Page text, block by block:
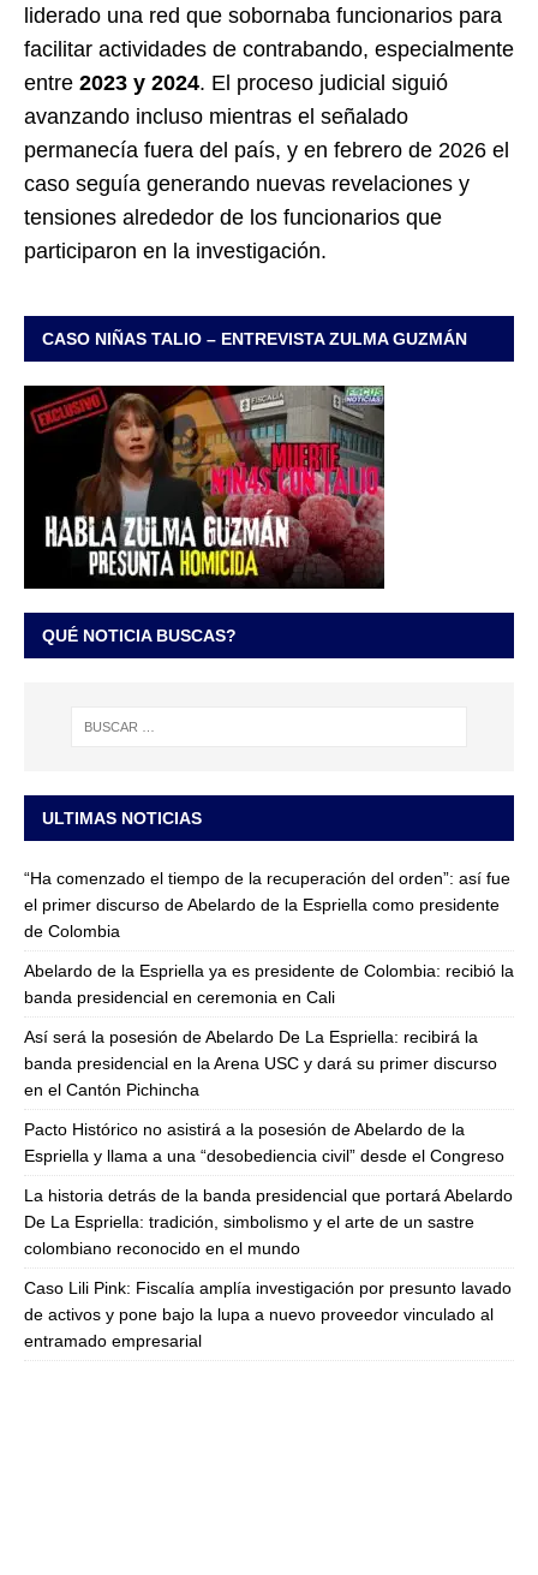
liderado una red que sobornaba funcionarios para
facilitar actividades de contrabando, especialmente
entre 2023 y 2024. El proceso judicial siguió
avanzando incluso mientras el señalado
permanecía fuera del país, y en febrero de 2026 el
caso seguía generando nuevas revelaciones y
tensiones alrededor de los funcionarios que
participaron en la investigación.
CASO NIÑAS TALIO – ENTREVISTA ZULMA GUZMÁN
QUÉ NOTICIA BUSCAS?
ULTIMAS NOTICIAS
“Ha comenzado el tiempo de la recuperación del orden”: así fue
el primer discurso de Abelardo de la Espriella como presidente
de Colombia
Abelardo de la Espriella ya es presidente de Colombia: recibió la
banda presidencial en ceremonia en Cali
Así será la posesión de Abelardo De La Espriella: recibirá la
banda presidencial en la Arena USC y dará su primer discurso
en el Cantón Pichincha
Pacto Histórico no asistirá a la posesión de Abelardo de la
Espriella y llama a una “desobediencia civil” desde el Congreso
La historia detrás de la banda presidencial que portará Abelardo
De La Espriella: tradición, simbolismo y el arte de un sastre
colombiano reconocido en el mundo
Caso Lili Pink: Fiscalía amplía investigación por presunto lavado
de activos y pone bajo la lupa a nuevo proveedor vinculado al
entramado empresarial